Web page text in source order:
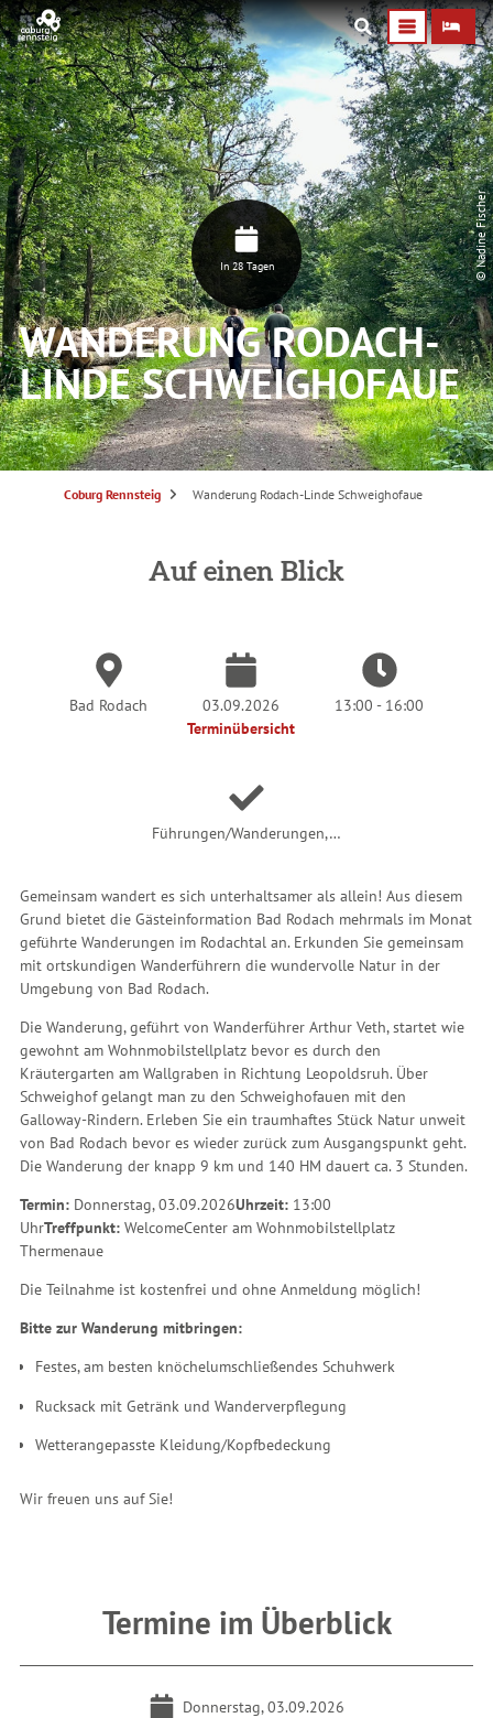
© Nadine Fischer
In 28 Tagen
WANDERUNG RODACH-
LINDE SCHWEIGHOFAUE
S
Coburg Rennsteig Wanderung Rodach-Linde Schweighofaue
Auf einen Blick
Bad Rodach
03.09.2026
Terminübersicht
13:00 - 16:00
Führungen/Wanderungen,…
Gemeinsam wandert es sich unterhaltsamer als allein! Aus diesem
Grund bietet die Gästeinformation Bad Rodach mehrmals im Monat
geführte Wanderungen im Rodachtal an. Erkunden Sie gemeinsam
mit ortskundigen Wanderführern die wundervolle Natur in der
Umgebung von Bad Rodach.
Die Wanderung, geführt von Wanderführer Arthur Veth, startet wie
gewohnt am Wohnmobilstellplatz bevor es durch den
Kräutergarten am Wallgraben in Richtung Leopoldsruh. Über
Schweighof gelangt man zu den Schweighofauen mit den
Galloway-Rindern. Erleben Sie ein traumhaftes Stück Natur unweit
von Bad Rodach bevor es wieder zurück zum Ausgangspunkt geht.
Die Wanderung der knapp 9 km und 140 HM dauert ca. 3 Stunden.
Termin: Donnerstag, 03.09.2026Uhrzeit: 13:00
UhrTreffpunkt: WelcomeCenter am Wohnmobilstellplatz
Thermenaue
Die Teilnahme ist kostenfrei und ohne Anmeldung möglich!
Bitte zur Wanderung mitbringen:
Festes, am besten knöchelumschließendes Schuhwerk
Rucksack mit Getränk und Wanderverpflegung
Wetterangepasste Kleidung/Kopfbedeckung
Wir freuen uns auf Sie!
Termine im Überblick
Donnerstag, 03.09.2026